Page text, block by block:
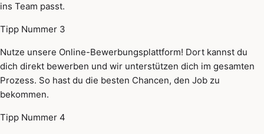
ins Team passt.
Tipp Nummer 3
Nutze unsere Online-Bewerbungsplattform! Dort kannst du
dich direkt bewerben und wir unterstützen dich im gesamten
Prozess. So hast du die besten Chancen, den Job zu
bekommen.
Tipp Nummer 4